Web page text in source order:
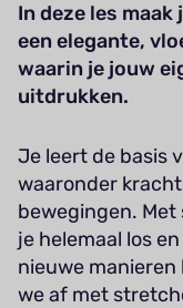
In deze les
een elegante,
waarin je jouw
uitdrukken.
Je leert de basis
waaronder
bewegingen.
je helemaal los
nieuwe manieren
we af met